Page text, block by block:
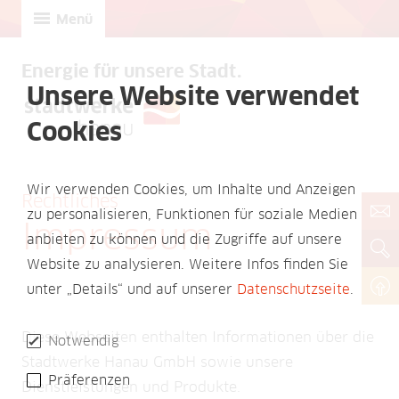
Unsere Website verwendet
Cookies
Wir verwenden Cookies, um Inhalte und Anzeigen
zu personalisieren, Funktionen für soziale Medien
anbieten zu können und die Zugriffe auf unsere
Website zu analysieren. Weitere Infos finden Sie
unter „Details“ und auf unserer Datenschutzseite.
Notwendig
Präferenzen
Menü
Energie für unsere Stadt.
Rechtliches
Impressum
Diese Webseiten enthalten Informationen über die
Stadtwerke Hanau GmbH sowie unsere
Dienstleistungen und Produkte.